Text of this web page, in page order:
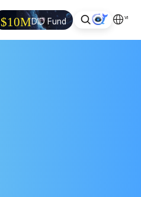
$10MDID Fund VI